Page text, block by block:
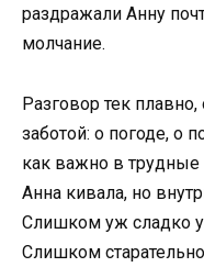
раздражали Анну
молчание.
Разговор тек
заботой: о погоде, о
как важно в
Анна кивала, но
Слишком уж сладко
Слишком